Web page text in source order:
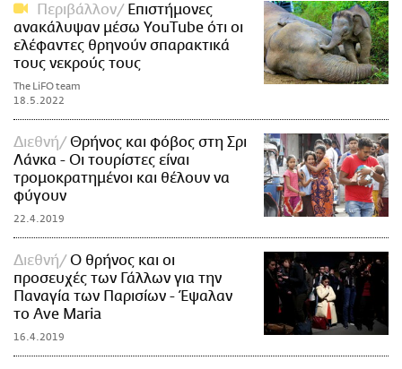
Περιβάλλον
Επιστήμονες
ανακάλυψαν μέσω YouΤube ότι οι
ελέφαντες θρηνούν σπαρακτικά
τους νεκρούς τους
The LiFO team
18.5.2022
Διεθνή
Θρήνος και φόβος στη Σρι
Λάνκα - Οι τουρίστες είναι
τρομοκρατημένοι και θέλουν να
φύγουν
22.4.2019
Διεθνή
O θρήνος και οι
προσευχές των Γάλλων για την
Παναγία των Παρισίων - Έψαλαν
το Αve Maria
16.4.2019